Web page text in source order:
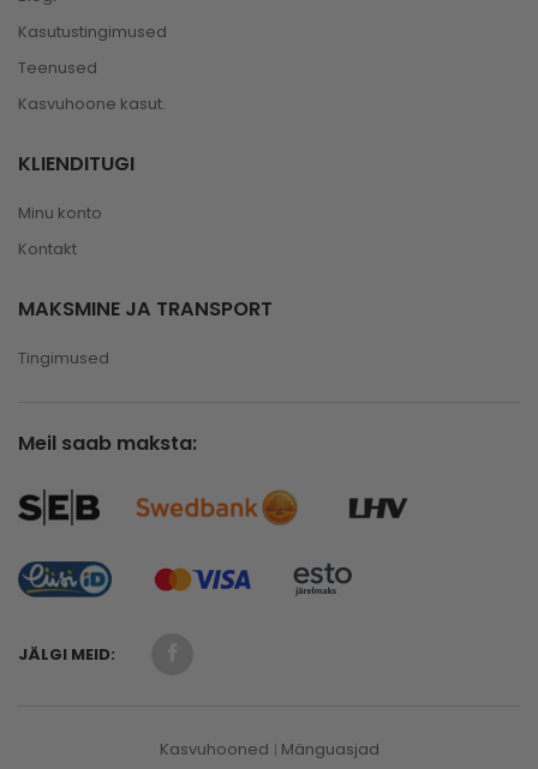
Kasutustingimused
Teenused
Kasvuhoone kasut.
KLIENDITUGI
Minu konto
Kontakt
MAKSMINE JA TRANSPORT
Tingimused
Meil saab maksta:
JÄLGI MEID:
Kasvuhooned Mänguasjad